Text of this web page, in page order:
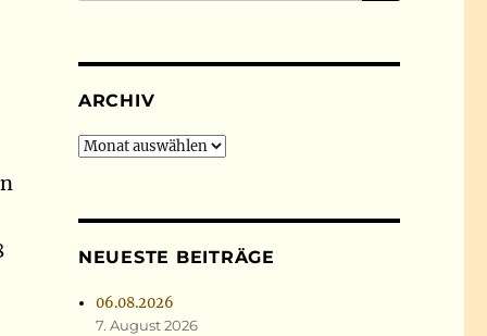
ARCHIV
Archiv
NEUESTE BEITRÄGE
06.08.2026
7. August 2026